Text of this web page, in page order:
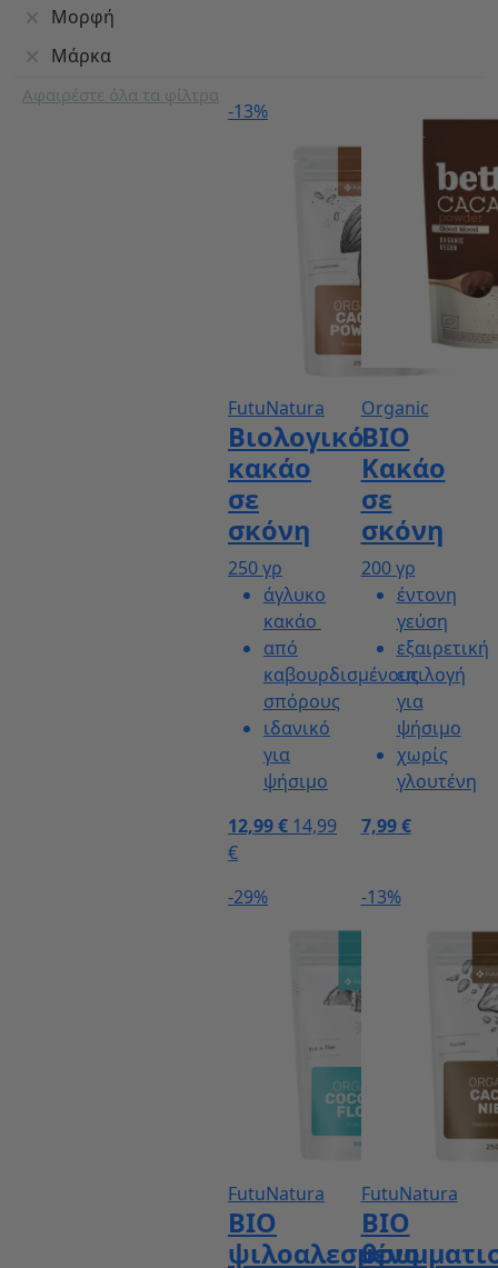
Μορφή
Μάρκα
Αφαιρέστε όλα τα φίλτρα
-13%
FutuNatura
Βιολογικό
κακάο
σε
σκόνη
250 γρ
άγλυκο
κακάο
από
καβουρδισμένους
σπόρους
ιδανικό
για
ψήσιμο
12,99 € 14,99
€
Smart
Organic
BIO
Κακάο
σε
σκόνη
200 γρ
έντονη
γεύση
εξαιρετική
επιλογή
για
ψήσιμο
χωρίς
γλουτένη
7,99 €
-29%
FutuNatura
ΒΙΟ
ψιλοαλεσμένο
-13%
FutuNatura
ΒΙΟ